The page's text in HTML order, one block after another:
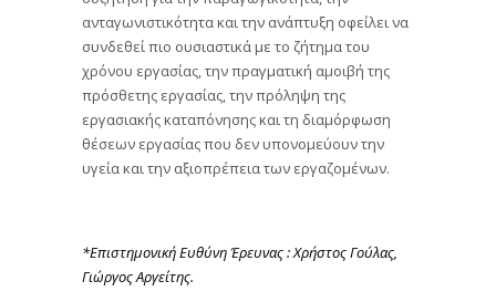
ανταγωνιστικότητα και την ανάπτυξη οφείλει να
συνδεθεί πιο ουσιαστικά με το ζήτημα του
χρόνου εργασίας, την πραγματική αμοιβή της
πρόσθετης εργασίας, την πρόληψη της
εργασιακής καταπόνησης και τη διαμόρφωση
θέσεων εργασίας που δεν υπονομεύουν την
υγεία και την αξιοπρέπεια των εργαζομένων.
*Επιστημονική Ευθύνη Έρευνας : Χρήστος Γούλας,
Γιώργος Αργείτης.